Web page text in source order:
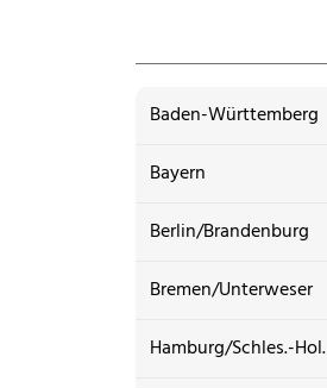
Baden-Württemberg
Bayern
Berlin/Brandenburg
Bremen/Unterweser
Hamburg/Schles.-Hol.